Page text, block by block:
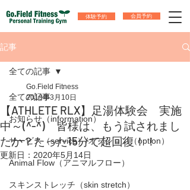
体験予約 会員予約
記事
全ての記事
お知らせ（information）
サービス（service）/オプション（option）
Animal Flow（アニマルフロー）
スキンストレッチ（skin stretch）
全ての記事
【ATHLETE RLX】足湯体験会 実施
中～(^-^) 皆様は、もう試されまし
たか？たった15分で超回復！！
Go.Field Fitness
2019年3月10日
更新日： 2020年5月14日